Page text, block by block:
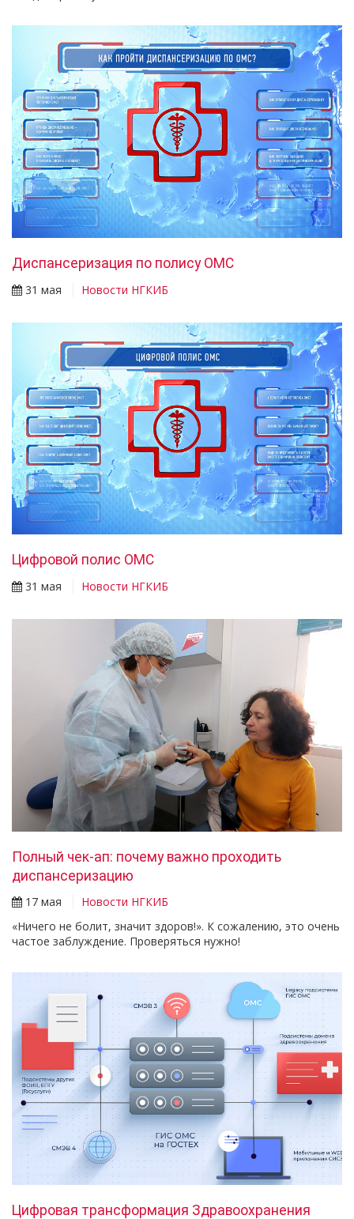
Диспансеризация по полису ОМС
31 мая Новости НГКИБ
Цифровой полис ОМС
31 мая Новости НГКИБ
Полный чек-ап: почему важно проходить
диспансеризацию
17 мая
Новости НГКИБ
«Ничего не болит, значит здоров!». К сожалению, это очень
частое заблуждение. Проверяться нужно!
Цифровая трансформация Здравоохранения